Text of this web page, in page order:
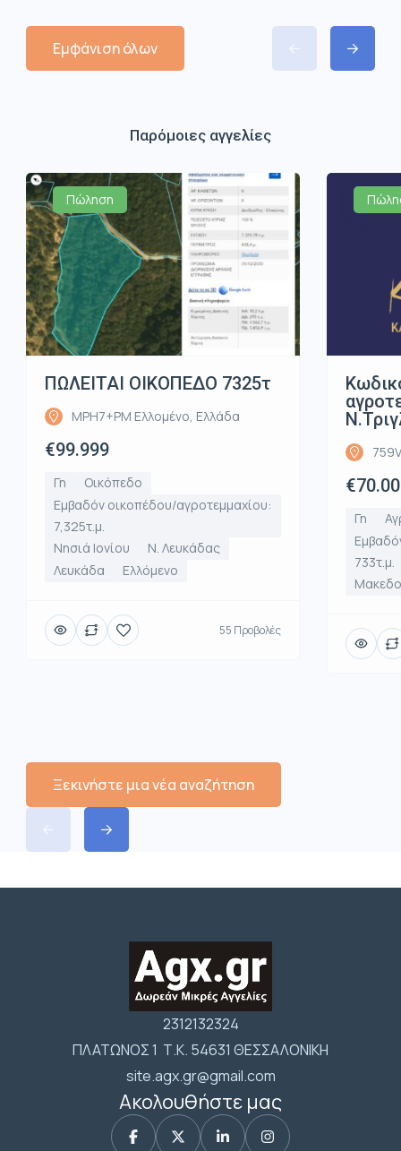
Εμφάνιση όλων
Παρόμοιες αγγελίες
Πώληση
ΠΩΛΕΙΤΑΙ ΟΙΚΟΠΕΔΟ 7325τ
MPH7+PM Ελλομένο, Ελλάδα
€99.999
Γη
Οικόπεδο
Εμβαδόν οικοπέδου/αγροτεμμαχίου:
7,325τ.μ.
Νησιά Ιονίου
Ν. Λευκάδας
Λευκάδα
Ελλόμενο
55 Προβολές
Γη
733τ.μ.
Ξεκινήστε μια νέα αναζήτηση
2312132324
ΠΛΑΤΩΝΟΣ 1 Τ.Κ. 54631 ΘΕΣΣΑΛΟΝΙΚΗ
site.agx.gr@gmail.com
Ακολουθήστε μας